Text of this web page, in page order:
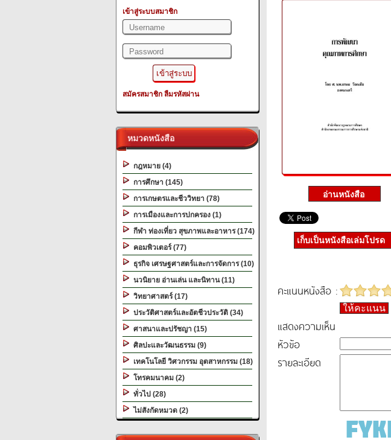
เข้าสู่ระบบสมาชิก
สมัครสมาชิก ลืมรหัสผ่าน
หมวดหนังสือ
กฎหมาย (4)
การศึกษา (145)
การเกษตรและชีววิทยา (78)
การเมืองและการปกครอง (1)
กีฬา ท่องเที่ยว สุขภาพและอาหาร (174)
คอมพิวเตอร์ (77)
ธุรกิจ เศรษฐศาสตร์และการจัดการ (10)
นวนิยาย อ่านเล่น และนิทาน (11)
วิทยาศาสตร์ (17)
ประวัติศาสตร์และอัตชีวประวัติ (34)
ศาสนาและปรัชญา (15)
ศิลปะและวัฒนธรรม (9)
เทคโนโลยี วิศวกรรม อุตสาหกรรม (18)
โทรคมนาคม (2)
ทั่วไป (28)
ไม่สังกัดหมวด (2)
เก็บเป็นหนังสือเล่มโปรด
คะแนนหนังสือ :
ให้คะแนน
แสดงความเห็น
หัวข้อ
รายละเอียด